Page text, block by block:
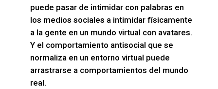
puede pasar de intimidar con palabras en
los medios sociales a intimidar físicamente
a la gente en un mundo virtual con avatares.
Y el comportamiento antisocial que se
normaliza en un entorno virtual puede
arrastrarse a comportamientos del mundo
real.